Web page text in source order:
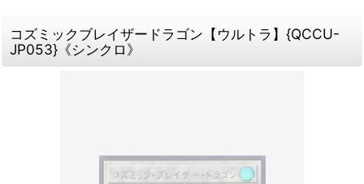
コズミックブレイザードラゴン【ウルトラ】{QCCU-
JP053}《シンクロ》